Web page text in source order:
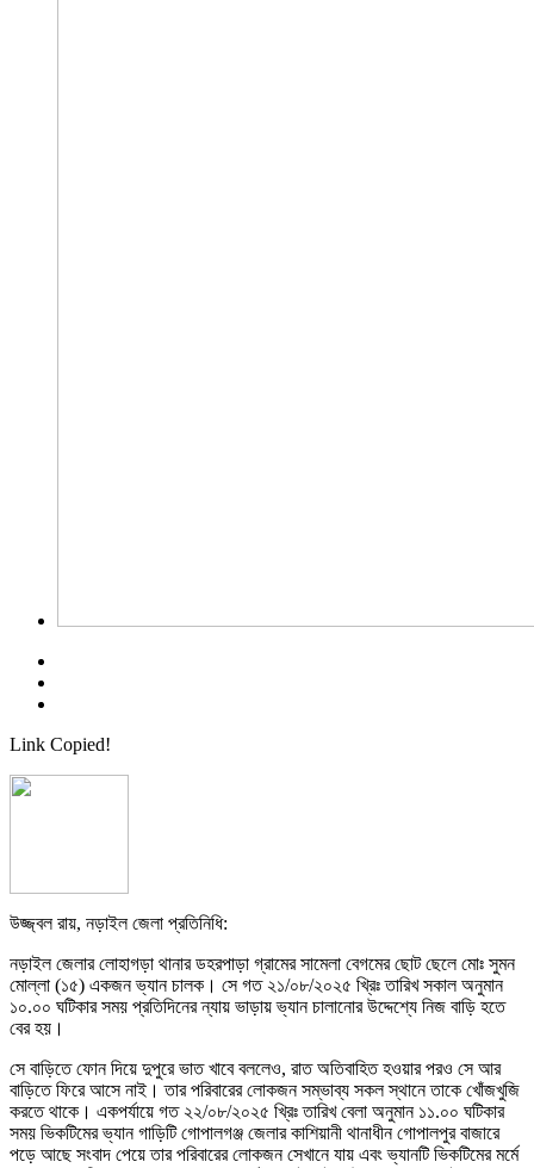
Link Copied!
উজ্জ্বল রায়, নড়াইল জেলা প্রতিনিধি:
নড়াইল জেলার লোহাগড়া থানার ডহরপাড়া গ্রামের সামেলা বেগমের ছোট ছেলে মোঃ সুমন
মোল্লা (১৫) একজন ভ্যান চালক। সে গত ২১/০৮/২০২৫ খ্রিঃ তারিখ সকাল অনুমান
১০.০০ ঘটিকার সময় প্রতিদিনের ন্যায় ভাড়ায় ভ্যান চালানোর উদ্দেশ্যে নিজ বাড়ি হতে
বের হয়।
সে বাড়িতে ফোন দিয়ে দুপুরে ভাত খাবে বললেও, রাত অতিবাহিত হওয়ার পরও সে আর
বাড়িতে ফিরে আসে নাই। তার পরিবারের লোকজন সম্ভাব্য সকল স্থানে তাকে খোঁজখুজি
করতে থাকে। একপর্যায়ে গত ২২/০৮/২০২৫ খ্রিঃ তারিখ বেলা অনুমান ১১.০০ ঘটিকার
সময় ভিকটিমের ভ্যান গাড়িটি গোপালগঞ্জ জেলার কাশিয়ানী থানাধীন গোপালপুর বাজারে
পড়ে আছে সংবাদ পেয়ে তার পরিবারের লোকজন সেখানে যায় এবং ভ্যানটি ভিকটিমের মর্মে